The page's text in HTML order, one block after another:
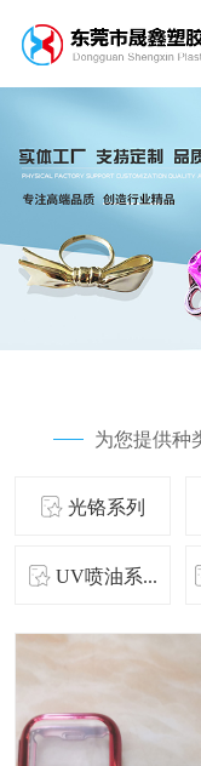
为您提供种
光铬系列
UV喷油系...